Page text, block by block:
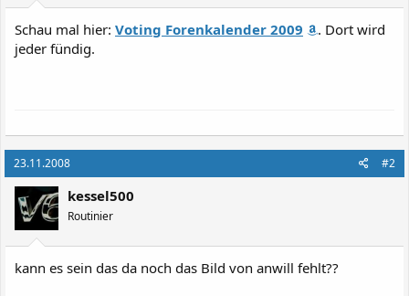
Schau mal hier: Voting Forenkalender 2009
. Dort wird
jeder fündig.
23.11.2008 #2
kessel500
Routinier
kann es sein das da noch das Bild von anwill fehlt??